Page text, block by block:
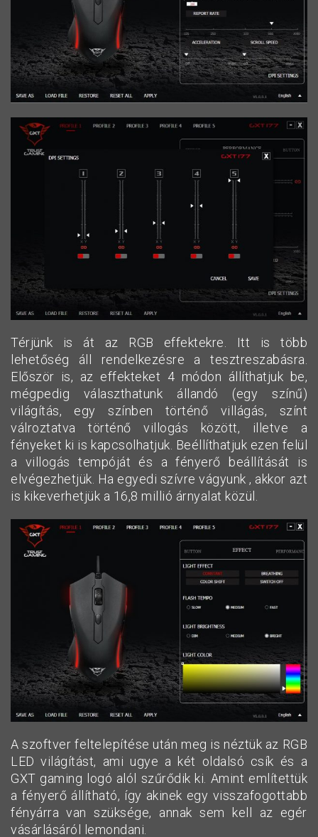
Térjünk is át az RGB effektekre. Itt is több
lehetőség áll rendelkezésre a tesztreszabásra.
Először is, az effekteket 4 módon állíthatjuk be,
mégpedig választhatunk állandó (egy színű)
világítás, egy színben történő villágás, színt
válroztatva történő villogás között, illetve a
fényeket ki is kapcsolhatjuk. Beéllíthatjuk ezen felül
a villogás tempóját és a fényerő beállítását is
elvégezhetjük. Ha egyedi szívre vágyunk , akkor azt
is kikeverhetjük a 16,8 millió árnyalat közül.
A szoftver feltelepítése után meg is néztük az RGB
LED világítást, ami ugye a két oldalsó csík és a
GXT gaming logó alól szűrődik ki. Amint említettük
a fényerő állítható, így akinek egy visszafogottabb
fényárra van szüksége, annak sem kell az egér
vásárlásáról lemondani.